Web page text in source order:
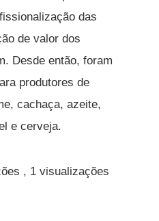
das
de valor dos
Desde então, foram
produtores de
cachaça, azeite,
e cerveja.
, 1 visualizações